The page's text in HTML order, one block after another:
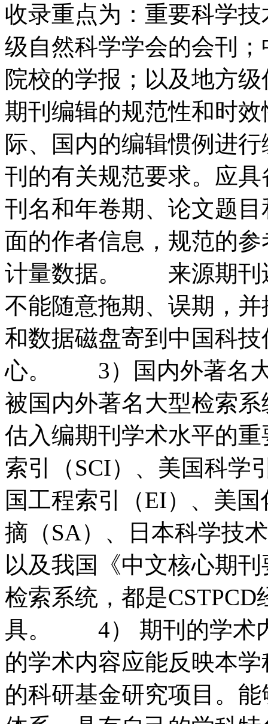
收录重点为：重要科学
级自然科学学会的会刊
院校的学报；以及地方
期刊编辑的规范性和时
际、国内的编辑惯例进
刊的有关规范要求。应
刊名和年卷期、论文题
面的作者信息，规范的
计量数据。 来源期刊
不能随意拖期、误期，
和数据磁盘寄到中国科
心。 3）国内外著名
被国内外著名大型检索
估入编期刊学术水平的
索引（SCI）、美国科学
国工程索引（EI）、美
摘（SA）、日本科学技
以及我国《中文核心期
检索系统，都是
具。 4） 期刊的学术
的学术内容应能反映本
的科研基金研究项目。